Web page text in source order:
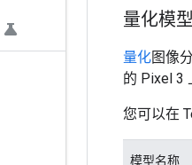
量化模型
量化图像
的 Pixel 3
您可以在
模型名称